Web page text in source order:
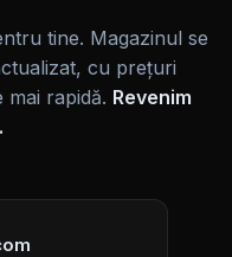
tine. Magazinul se
cu prețuri
mai rapidă. Revenim